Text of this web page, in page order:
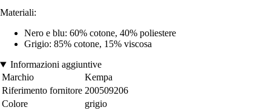
Materiali:
Nero e blu: 60% cotone, 40% poliestere
Grigio: 85% cotone, 15% viscosa
Informazioni aggiuntive
Marchio
Kempa
Riferimento fornitore 200509206
Colore
grigio